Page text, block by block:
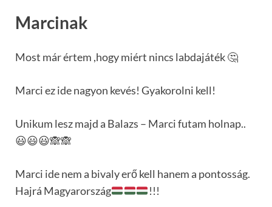
Marcinak
Most már értem ,hogy miért nincs labdajáték 🤔
Marci ez ide nagyon kevés! Gyakorolni kell!
Unikum lesz majd a Balazs – Marci futam holnap..
😃😃😃🙈🙈
Marci ide nem a bivaly erő kell hanem a pontosság.
Hajrá Magyarország
!!!